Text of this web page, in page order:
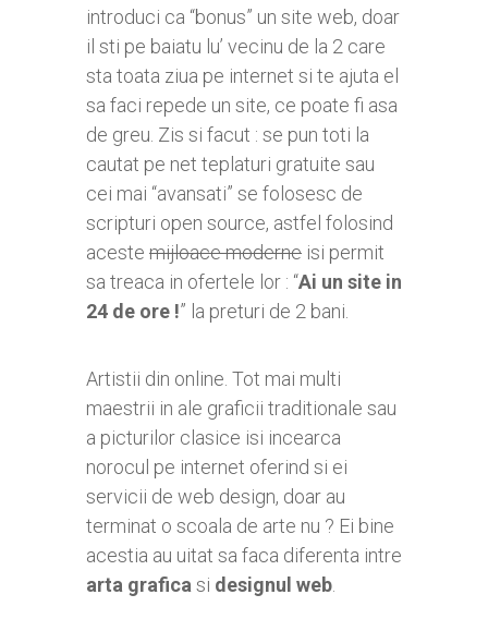
introduci ca “bonus” un site web, doar
il sti pe baiatu lu’ vecinu de la 2 care
sta toata ziua pe internet si te ajuta el
sa faci repede un site, ce poate fi asa
de greu. Zis si facut : se pun toti la
cautat pe net teplaturi gratuite sau
cei mai “avansati” se folosesc de
scripturi open source, astfel folosind
aceste mijloace moderne isi permit
sa treaca in ofertele lor : “Ai un site in
24 de ore !” la preturi de 2 bani.
Artistii din online. Tot mai multi
maestrii in ale graficii traditionale sau
a picturilor clasice isi incearca
norocul pe internet oferind si ei
servicii de web design, doar au
terminat o scoala de arte nu ? Ei bine
acestia au uitat sa faca diferenta intre
arta grafica si designul web